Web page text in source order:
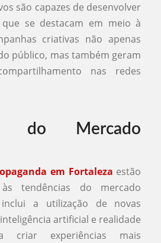
são capazes de desenvolver
se destacam em meio à
criativas não apenas
público, mas também geram
nas redes
do Mercado
em Fortaleza estão
tendências do mercado
a utilização de novas
artificial e realidade
criar experiências mais